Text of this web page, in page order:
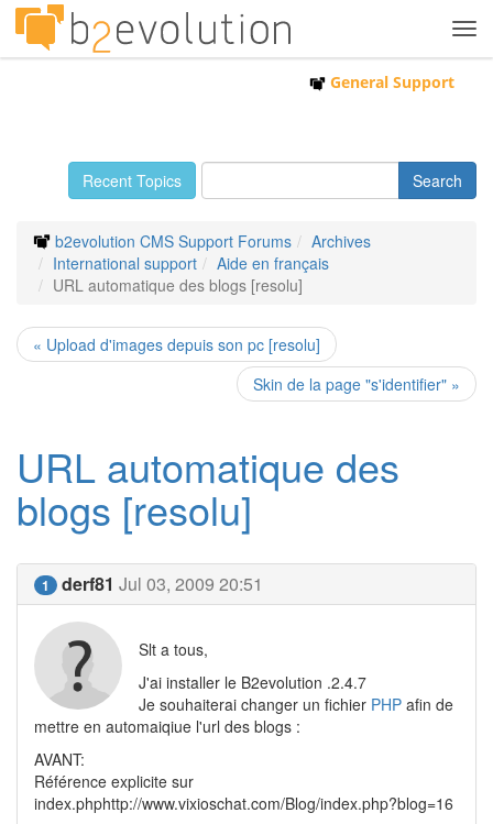
General Support
Recent Topics
b2evolution CMS Support Forums
Archives
International support
Aide en français
URL automatique des blogs [resolu]
« Upload d'images depuis son pc [resolu]
Skin de la page "s'identifier" »
URL automatique des
blogs [resolu]
1 derf81 Jul 03, 2009 20:51
Slt a tous,
J'ai installer le B2evolution .2.4.7
Je souhaiterai changer un fichier PHP afin de
mettre en automaiqiue l'url des blogs :
AVANT:
Référence explicite sur
index.phphttp://www.vixioschat.com/Blog/index.php?blog=16